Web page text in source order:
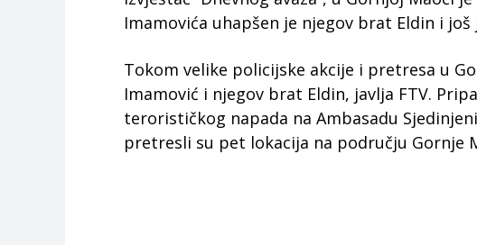
Imamovića uhapšen je njegov brat Eldin i
Tokom velike policijske akcije i pretresa u
Imamović i njegov brat Eldin, javlja FTV.
terorističkog napada na Ambasadu
pretresli su pet lokacija na području Gornje